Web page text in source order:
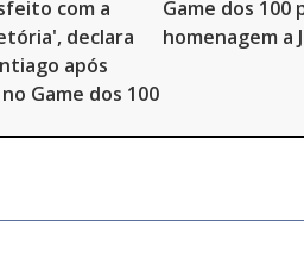
com a
declara
após
Game dos 100
Game dos 100
homenagem a